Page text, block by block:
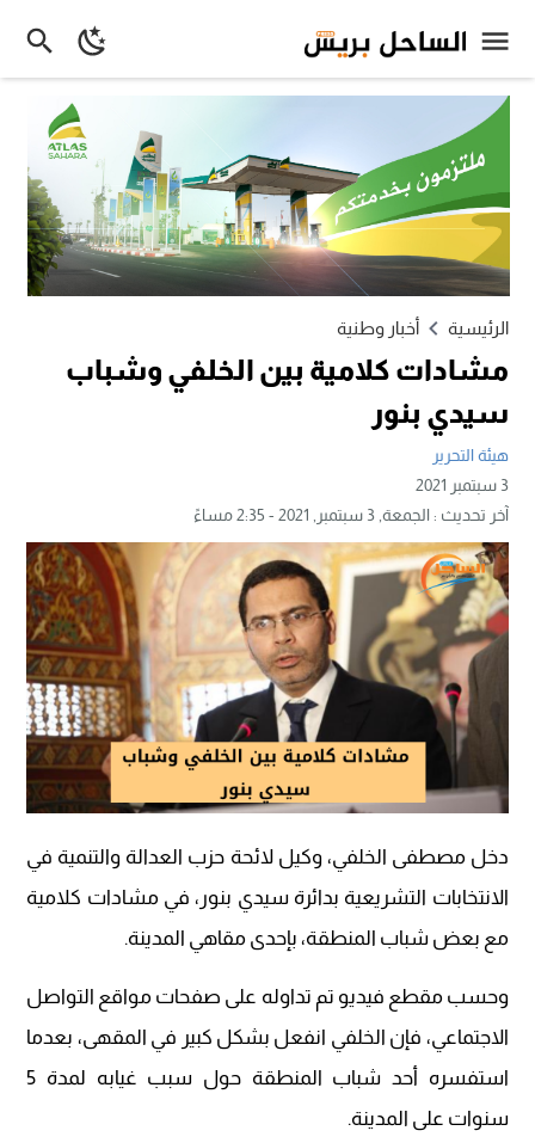
الرئيسية أخبار وطنية
مشادات كلامية بين الخلفي وشباب
سيدي بنور
هيئة التحرير
3 سبتمبر 2021
آخر تحديث :الجمعة, 3 سبتمبر, 2021 - 2:35 مساءً
دخل مصطفى الخلفي، وكيل لائحة حزب العدالة والتنمية في
الانتخابات التشريعية بدائرة سيدي بنور، في مشادات كلامية
مع بعض شباب المنطقة، بإحدى مقاهي المدينة.
وحسب مقطع فيديو تم تداوله على صفحات مواقع التواصل
الاجتماعي، فإن الخلفي انفعل بشكل كبير في المقهى، بعدما
استفسره أحد شباب المنطقة حول سبب غيابه لمدة 5
سنوات على المدينة.